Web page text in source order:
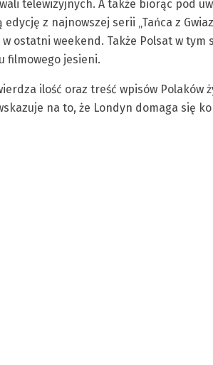
telewizyjnych. A także biorąc pod
z najnowszej serii „Tańca z
ostatni weekend. Także Polsat w tym
filmowego jesieni.
ilość oraz treść wpisów Polaków
na to, że Londyn domaga się